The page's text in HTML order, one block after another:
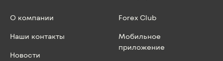
О компании
Наши контакты
Новости
Forex Club
Мобильное
приложение